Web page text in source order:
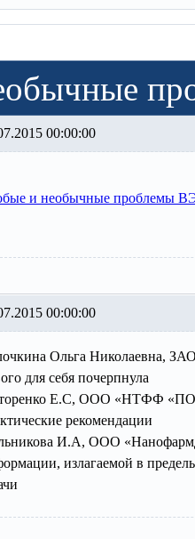
00:00:00
и необычные проблемы
00:00:00
Ольга Николаевна,
для себя почерпнула
Е.С, ООО «НТФФ
рекомендации
И.А, ООО
излагаемой в